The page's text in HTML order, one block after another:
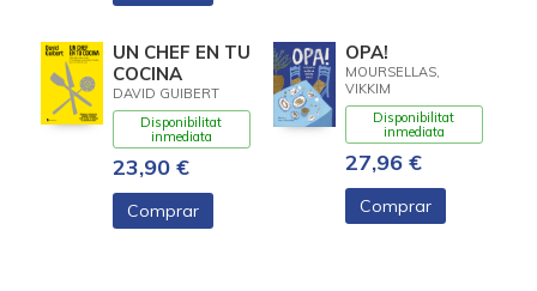
UN CHEF EN TU
COCINA
DAVID GUIBERT
Disponibilitat
inmediata
23,90 €
Comprar
OPA!
MOURSELLAS,
VIKKIM
Disponibilitat
inmediata
27,96 €
Comprar